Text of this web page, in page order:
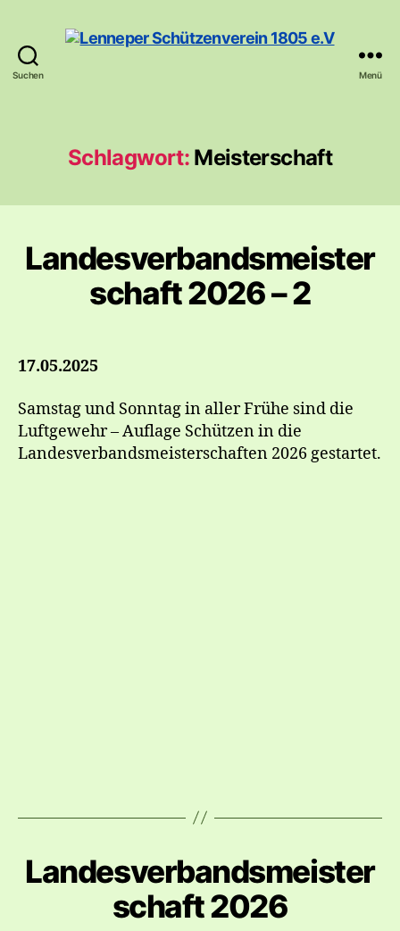
Suchen
e.V
Menü
Schlagwort: Meisterschaft
Landesverbandsmeister
schaft 2026 – 2
17.05.2025
Samstag und Sonntag in aller Frühe sind die
Luftgewehr – Auflage Schützen in die
Landesverbandsmeisterschaften 2026 gestartet.
Landesverbandsmeister
schaft 2026